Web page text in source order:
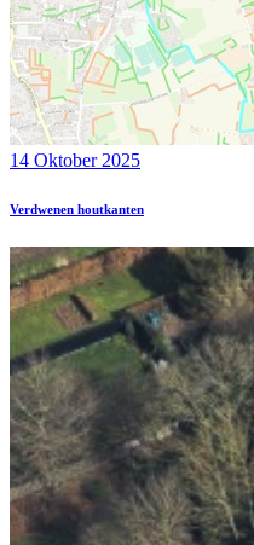
14 Oktober 2025
Verdwenen houtkanten